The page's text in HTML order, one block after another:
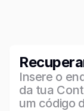
Insere o
da tua
um código